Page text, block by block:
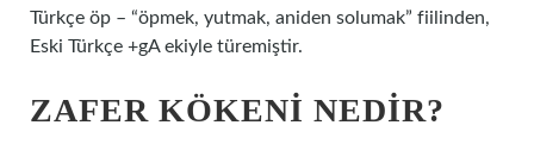
Türkçe öp – “öpmek, yutmak, aniden solumak” fiilinden,
Eski Türkçe +gA ekiyle türemiştir.
ZAFER KÖKENI NEDIR?